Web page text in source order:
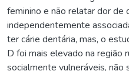
feminino e não relatar dor de
independentemente
ter cárie dentária, mas, o
D foi mais elevado na região
socialmente vulneráveis, não